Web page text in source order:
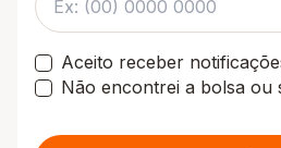
Aceito receber
Não encontrei a bolsa ou